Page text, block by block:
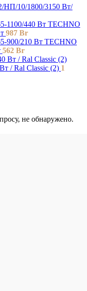
НП/10/1800/3150 Вт/
TECHNO
987 Br
TECHNO
562 Br
/ Ral Classic (2) 1
не обнаружено.